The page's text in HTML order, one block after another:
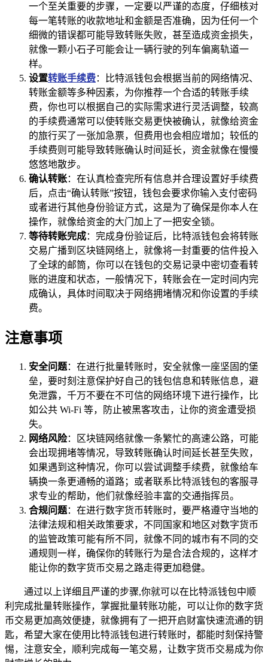
一个至关重要的步骤，一定要以严谨的态度，仔细核对
每一笔转账的收款地址和金额是否准确，因为任何一个
细微的错误都可能导致转账失败，甚至造成资金损失，
就像一颗小石子可能会让一辆行驶的列车偏离轨道一
样。
设置转账手续费：比特派钱包会根据当前的网络情况、
转账金额等多种因素，为你推荐一个合适的转账手续
费，你也可以根据自己的实际需求进行灵活调整，较高
的手续费通常可以使转账交易更快被确认，就像给资金
的旅行买了一张加急票，但费用也会相应增加；较低的
手续费则可能导致转账确认时间延长，资金就像在慢慢
悠悠地散步。
确认转账：在认真检查完所有信息并合理设置好手续费
后，点击“确认转账”按钮，钱包会要求你输入支付密码
或者进行其他身份验证方式，这是为了确保是你本人在
操作，就像给资金的大门加上了一把安全锁。
等待转账完成：完成身份验证后，比特派钱包会将转账
交易广播到区块链网络上，就像将一封重要的信件投入
了全球的邮筒，你可以在钱包的交易记录中密切查看转
账的进度和状态，一般情况下，转账会在一定时间内完
成确认，具体时间取决于网络拥堵情况和你设置的手续
费。
注意事项
安全问题：在进行批量转账时，安全就像一座坚固的堡
垒，要时刻注意保护好自己的钱包信息和转账信息，避
免泄露，千万不要在不可信的网络环境下进行操作，比
如公共 Wi-Fi 等，防止被黑客攻击，让你的资金遭受损
失。
网络风险：区块链网络就像一条繁忙的高速公路，可能
会出现拥堵等情况，导致转账确认时间延长甚至失败，
如果遇到这种情况，你可以尝试调整手续费，就像给车
辆换一条更通畅的道路；或者联系比特派钱包的客服寻
求专业的帮助，他们就像经验丰富的交通指挥员。
合规问题：在进行数字货币转账时，要严格遵守当地的
法律法规和相关政策要求，不同国家和地区对数字货币
的监管政策可能有所不同，就像不同的城市有不同的交
通规则一样，确保你的转账行为是合法合规的，这样才
能让你的数字货币交易之路走得更加稳健。
通过以上详细且严谨的步骤,你就可以在比特派钱包中顺
利完成批量转账操作，掌握批量转账功能，可以让你的数字货
币交易更加高效便捷，就像拥有了一把开启财富快速流通的钥
匙，希望大家在使用比特派钱包进行转账时，都能时刻保持警
惕，注意安全，顺利完成每一笔交易，让数字货币交易成为你